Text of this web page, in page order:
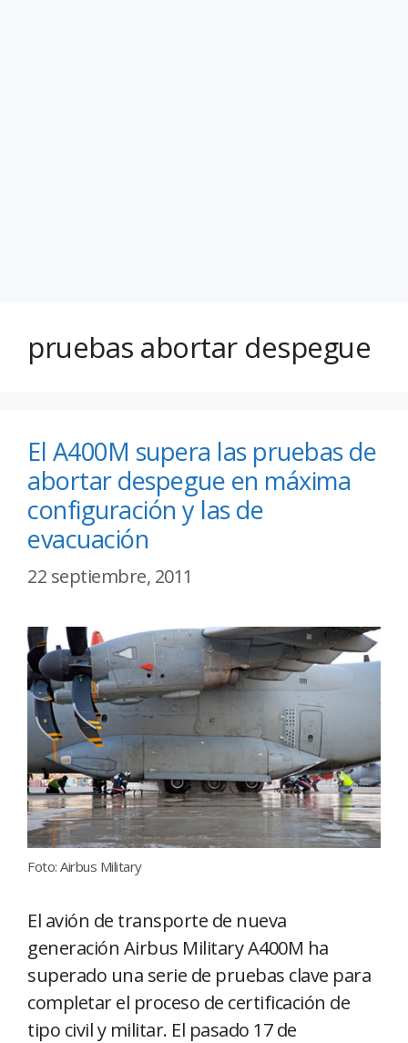
pruebas abortar despegue
El A400M supera las pruebas de
abortar despegue en máxima
configuración y las de
evacuación
22 septiembre, 2011
Foto: Airbus Military
El avión de transporte de nueva
generación Airbus Military A400M ha
superado una serie de pruebas clave para
completar el proceso de certificación de
tipo civil y militar. El pasado 17 de